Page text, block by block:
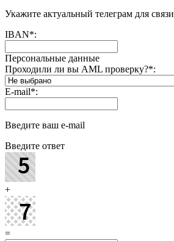
Укажите актуальный телеграм для связи
IBAN*:
Персональные данные
Проходили ли вы AML проверку?*:
E-mail*:
Введите ваш e-mail
Введите ответ
+
=